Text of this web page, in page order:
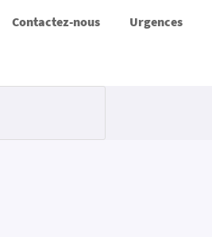
Contactez-nous Urgences